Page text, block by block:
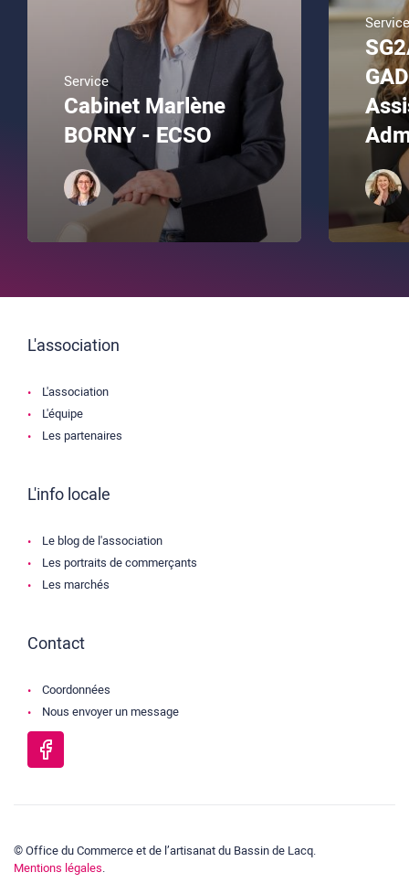
Service
Cabinet Marlène
BORNY - ECSO
Service
L'association
L'association
L'équipe
Les partenaires
L'info locale
Le blog de l'association
Les portraits de commerçants
Les marchés
Contact
Coordonnées
Nous envoyer un message
© Office du Commerce et de l’artisanat du Bassin de Lacq.
Mentions légales.